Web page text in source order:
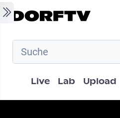
Skip to main content
Hauptnavigation
Live Lab Upload